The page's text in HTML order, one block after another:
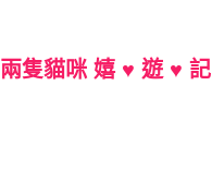
兩隻貓咪 嬉 ♥ 遊 ♥ 記